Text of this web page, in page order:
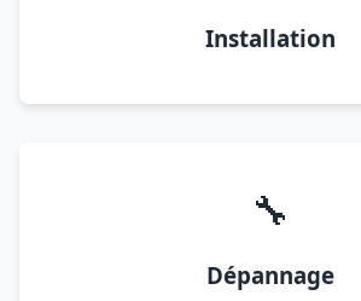
Installation
🔧
Dépannage